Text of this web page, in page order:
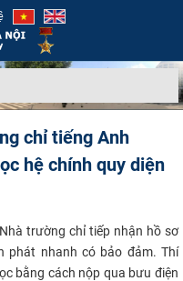
chỉ tiếng Anh
hệ chính quy diện
trường chỉ tiếp nhận hồ sơ
phát nhanh có bảo đảm. Thí
bằng cách nộp qua bưu điện